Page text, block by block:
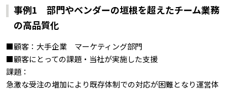
事例1 部門やベンダーの垣根を超えたチーム業務
の高品質化
■顧客：大手企業 マーケティング部門
■顧客にとっての課題・当社が実施した支援
課題：
急激な受注の増加により既存体制での対応が困難となり運営体